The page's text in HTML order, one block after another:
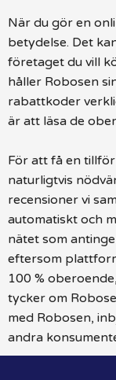
När du gör en
betydelse. Det
företaget du vill
håller Robosen
rabattkoder
är att läsa de
För att få en
naturligtvis
recensioner vi
automatiskt och
nätet som
eftersom
100 %
tycker om
med Robosen,
andra